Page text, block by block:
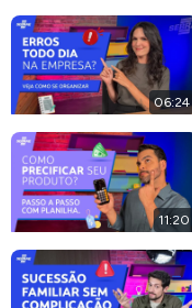
06:24
11:20